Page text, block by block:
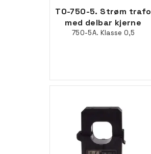
TO-750-5. Strøm trafo
med delbar kjerne
750-5A. Klasse 0,5